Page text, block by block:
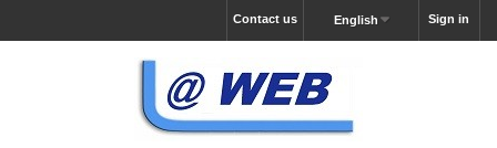
Sign in
English
Contact us